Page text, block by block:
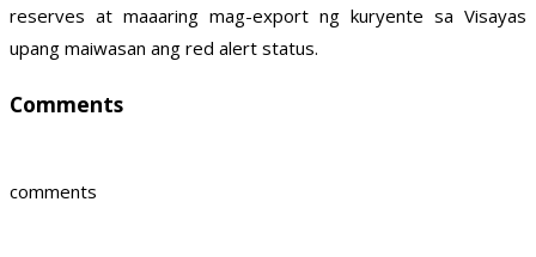
reserves at maaaring mag-export ng kuryente sa Visayas
upang maiwasan ang red alert status.
Comments
comments